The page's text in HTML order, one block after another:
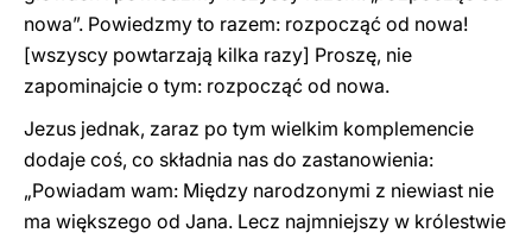
nowa”. Powiedzmy to razem: rozpocząć od nowa!
[wszyscy powtarzają kilka razy] Proszę, nie
zapominajcie o tym: rozpocząć od nowa.
Jezus jednak, zaraz po tym wielkim komplemencie
dodaje coś, co składnia nas do zastanowienia:
„Powiadam wam: Między narodzonymi z niewiast nie
ma większego od Jana. Lecz najmniejszy w królestwie